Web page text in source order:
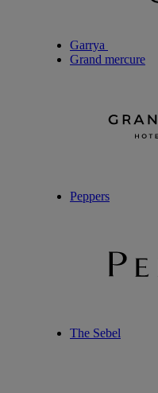
Garrya
Grand mercure
Peppers
The Sebel